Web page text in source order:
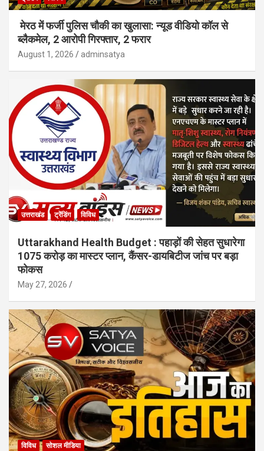
मेरठ में फर्जी पुलिस चौकी का खुलासा: न्यूड वीडियो कॉल से
ब्लैकमेल, 2 आरोपी गिरफ्तार, 2 फरार
August 1, 2026 adminsatya
उत्तराखंड ट्रेंडिंग विविध
Uttarakhand Health Budget : पहाड़ों की सेहत सुधारेगा
1075 करोड़ का मास्टर प्लान, कैंसर-डायबिटीज जांच पर बड़ा
फोकस
May 27, 2026
विविध सोशल मीडिया